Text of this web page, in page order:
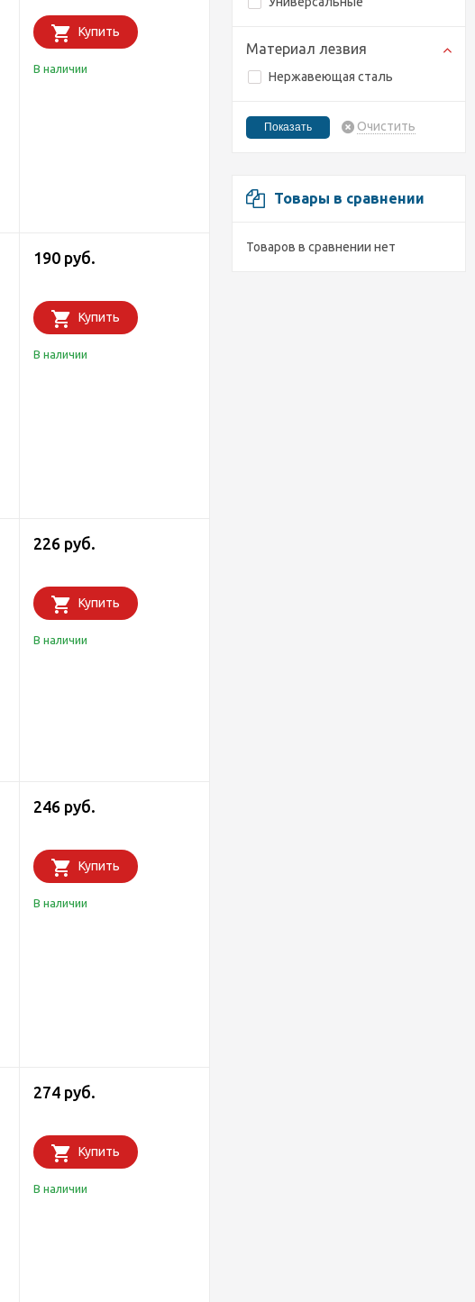
Материал лезвия
Нержавеющая сталь
Очистить
Товары в сравнении
Товаров в сравнении нет
Купить
В наличии
190 руб.
Купить
В наличии
226 руб.
Купить
В наличии
246 руб.
Купить
В наличии
274 руб.
Купить
В наличии